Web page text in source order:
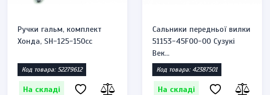
Ручки гальм, комплект
Хонда, SH-125-150cc
Код товара: 52279612
На складі
Сальники передньої вилки
51153-45F00-00 Сузукі
Век...
Код товара: 42387501
На складі